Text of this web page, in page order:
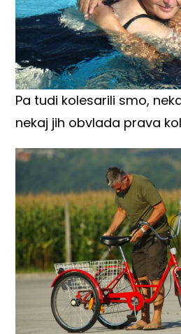
Pa tudi kolesarili smo,
nekaj jih obvlada prava